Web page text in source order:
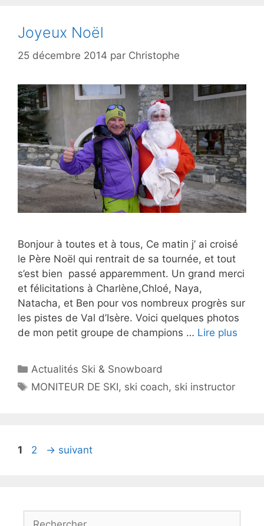
Joyeux Noël
25 décembre 2014 par Christophe
Bonjour à toutes et à tous, Ce matin j’ ai croisé
le Père Noël qui rentrait de sa tournée, et tout
s’est bien passé apparemment. Un grand merci
et félicitations à Charlène,Chloé, Naya,
Natacha, et Ben pour vos nombreux progrès sur
les pistes de Val d’Isère. Voici quelques photos
de mon petit groupe de champions … Lire plus
Catégories
Actualités Ski & Snowboard
Étiquettes
MONITEUR DE SKI, ski coach, ski instructor
Page
1 Page
2 → suivant